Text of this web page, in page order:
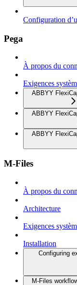
Configuration
Pega
À propos du
Exigences
ABBYY
ABBYY
ABBYY
M-Files
À propos du
Architecture
Exigences
Installation
Configuring
M-Files